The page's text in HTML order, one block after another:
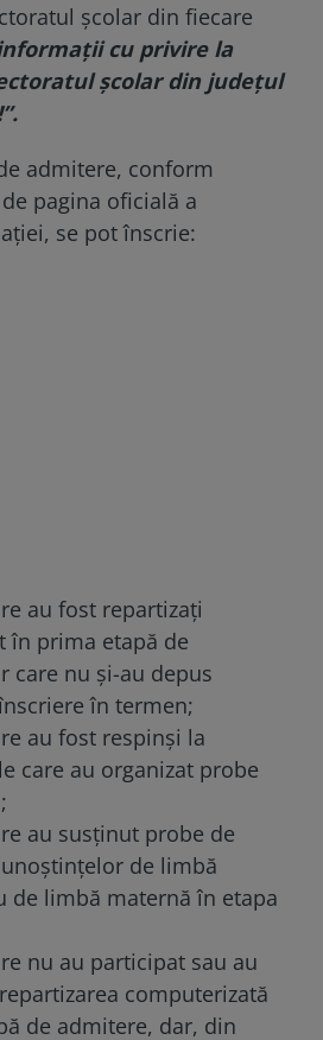
şcolar din fiecare
cu privire la
școlar din județul
admitere, conform
pagina oficială a
se pot înscrie:
au fost repartizaţi
în prima etapă de
care nu şi-au depus
în termen;
au fost respinşi la
care au organizat probe
au susţinut probe de
de limbă
de limbă maternă în etapa
nu au participat sau au
computerizată
de admitere, dar, din